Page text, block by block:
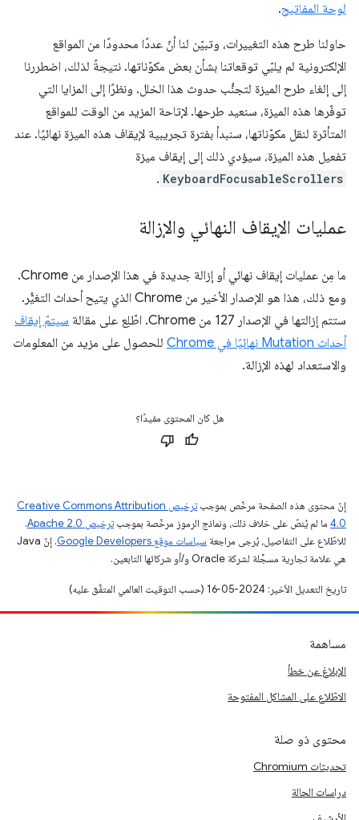
لوحة المفاتيح.
حاولنا طرح هذه التغييرات، وتبيّن لنا أنّ عددًا محدودًا من المواقع
الإلكترونية لم يلبّي توقعاتنا بشأن بعض مكوّناتها. نتيجةً لذلك، اضطررنا
إلى إلغاء طرح الميزة لتجنُّب حدوث هذا الخلل. ونظرًا إلى المزايا التي
توفّرها هذه الميزة، سنعيد طرحها. لإتاحة المزيد من الوقت للمواقع
المتأثرة لنقل مكوّناتها، سنبدأ بفترة تجريبية لإيقاف هذه الميزة نهائيًا. عند
تفعيل هذه الميزة، سيؤدي ذلك إلى إيقاف ميزة
KeyboardFocusableScrollers
.
عمليات الإيقاف النهائي والإزالة
ما مِن عمليات إيقاف نهائي أو إزالة جديدة في هذا الإصدار من Chrome.
ومع ذلك، هذا هو الإصدار الأخير من Chrome الذي يتيح أحداث التغيُّر.
ستتم إزالتها في الإصدار 127 من Chrome. اطّلِع على مقالة
سيتمّ إيقاف
أحداث Mutation نهائيًا في Chrome
للحصول على مزيد من المعلومات
والاستعداد لهذه الإزالة.
هل كان المحتوى مفيدًا؟
إنّ محتوى هذه الصفحة مرخّص بموجب
ترخيص Creative Commons Attribution
4.0‏ ما لم يُنصّ على خلاف ذلك، ونماذج الرموز مرخّصة بموجبترخيص Apache 2.0‏
.
للاطّلاع على التفاصيل، يُرجى مراجعة سياسات موقع Google Developers‏
. إنّ Java
هي علامة تجارية مسجَّلة لشركة Oracle و/أو شركائها التابعين.
تاريخ التعديل الأخير: 2024-05-16 (حسب التوقيت العالمي المتفَّق عليه)
مساهمة
الإبلاغ عن خطأ
الاطّلاع على المشاكل المفتوحة
محتوى ذو صلة
تحديثات Chromium
دراسات الحالة